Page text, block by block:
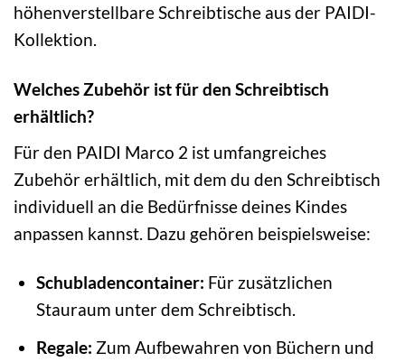
höhenverstellbare Schreibtische aus der PAIDI-
Kollektion.
Welches Zubehör ist für den Schreibtisch
erhältlich?
Für den PAIDI Marco 2 ist umfangreiches
Zubehör erhältlich, mit dem du den Schreibtisch
individuell an die Bedürfnisse deines Kindes
anpassen kannst. Dazu gehören beispielsweise:
Schubladencontainer: Für zusätzlichen
Stauraum unter dem Schreibtisch.
Regale: Zum Aufbewahren von Büchern und